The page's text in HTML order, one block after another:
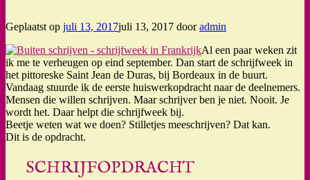
Geplaatst op juli 13, 2017juli 13, 2017 dooradmin
Al een paar weken zit
ik me te verheugen op eind september. Dan start de schrijfweek in
het pittoreske Saint Jean de Duras, bij Bordeaux in de buurt.
Vandaag stuurde ik de eerste huiswerkopdracht naar de deelnemers.
Mensen die willen schrijven. Maar schrijver ben je niet. Nooit. Je
wordt het. Daar helpt die schrijfweek bij.
Beetje weten wat we doen? Stilletjes meeschrijven? Dat kan.
Dit is de opdracht.
SCHRIJFOPDRACHT